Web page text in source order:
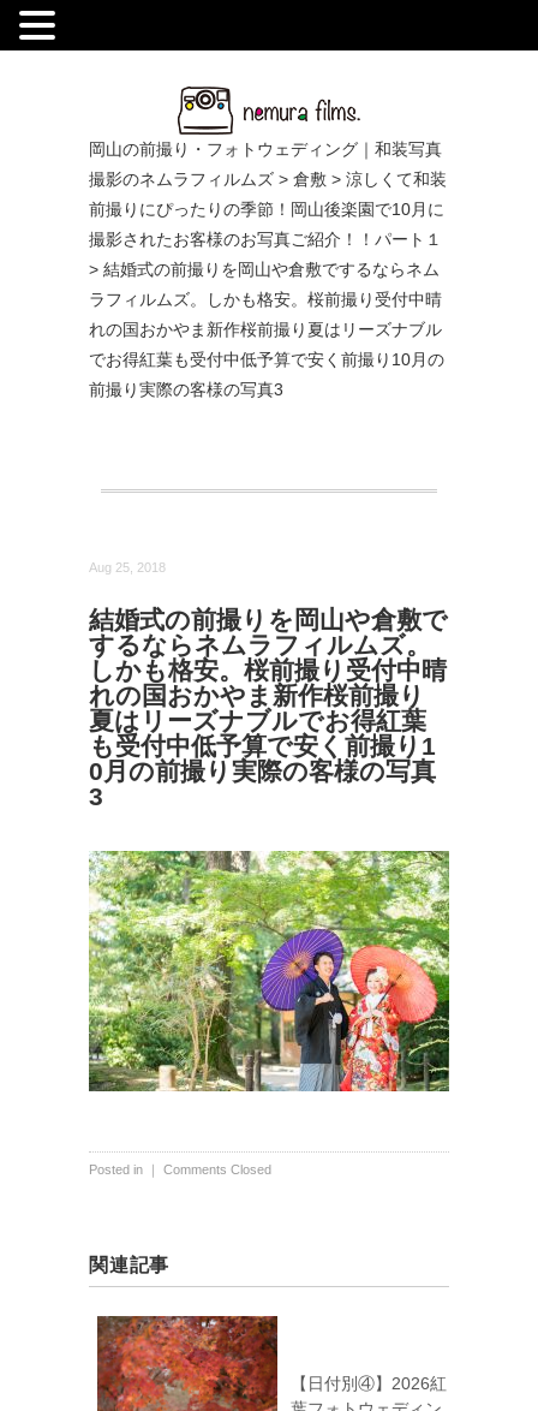
岡山の前撮り・フォトウェディング｜和装写真
撮影のネムラフィルムズ > 倉敷 > 涼しくて和装
前撮りにぴったりの季節！岡山後楽園で10月に
撮影されたお客様のお写真ご紹介！！パート１
> 結婚式の前撮りを岡山や倉敷でするならネム
ラフィルムズ。しかも格安。桜前撮り受付中晴
れの国おかやま新作桜前撮り夏はリーズナブル
でお得紅葉も受付中低予算で安く前撮り10月の
前撮り実際の客様の写真3
Aug 25, 2018
結婚式の前撮りを岡山や倉敷で
するならネムラフィルムズ。
しかも格安。桜前撮り受付中晴
れの国おかやま新作桜前撮り
夏はリーズナブルでお得紅葉
も受付中低予算で安く前撮り1
0月の前撮り実際の客様の写真
3
Posted in ｜ Comments Closed
関連記事
【日付別④】2026紅